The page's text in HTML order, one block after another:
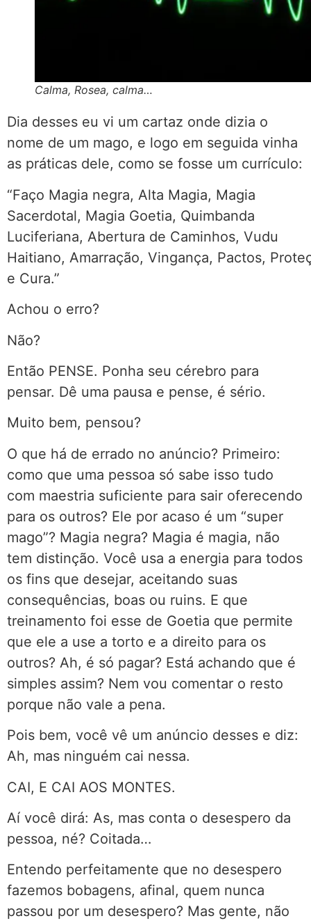
Calma, Rosea, calma…
Dia desses eu vi um cartaz onde dizia o
nome de um mago, e logo em seguida vinha
as práticas dele, como se fosse um currículo:
“Faço Magia negra, Alta Magia, Magia
Sacerdotal, Magia Goetia, Quimbanda
Luciferiana, Abertura de Caminhos, Vudu
Haitiano, Amarração, Vingança, Pactos,
e Cura.”
Achou o erro?
Não?
Então PENSE. Ponha seu cérebro para
pensar. Dê uma pausa e pense, é sério.
Muito bem, pensou?
O que há de errado no anúncio? Primeiro:
como que uma pessoa só sabe isso tudo
com maestria suficiente para sair oferecendo
para os outros? Ele por acaso é um “super
mago”? Magia negra? Magia é magia, não
tem distinção. Você usa a energia para todos
os fins que desejar, aceitando suas
consequências, boas ou ruins. E que
treinamento foi esse de Goetia que permite
que ele a use a torto e a direito para os
outros? Ah, é só pagar? Está achando que é
simples assim? Nem vou comentar o resto
porque não vale a pena.
Pois bem, você vê um anúncio desses e diz:
Ah, mas ninguém cai nessa.
CAI, E CAI AOS MONTES.
Aí você dirá: As, mas conta o desespero da
pessoa, né? Coitada…
Entendo perfeitamente que no desespero
fazemos bobagens, afinal, quem nunca
passou por um desespero? Mas gente, não